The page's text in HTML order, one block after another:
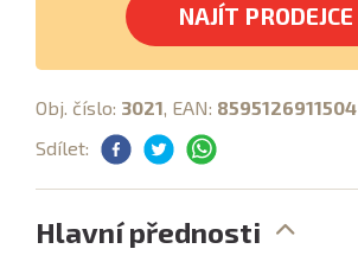
NAJÍT PRODEJCE
Obj. číslo: 3021 , EAN: 8595126911504
Sdílet:
Hlavní přednosti